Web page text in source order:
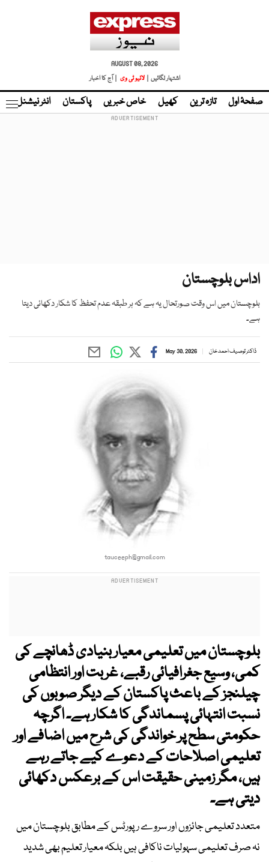
AUGUST 08, 2026
اشتہار لگائیں |
لائیو ٹی وی | آج کا اخبار
صفحۂ اول تازہ ترین کھیل خاص خبریں پاکستان انٹر نیشنل
اداس بلوچستان
بلوچستان میں اس وقت صورتحال یہ ہے کہ ہر طبقہ عدم تحفظ کا شکار دکھائی دیتا
ہے۔
ڈاکٹر توصیف احمد خان May 30, 2026
tauceeph@gmail.com
بلوچستان میں تعلیمی معیار بنیادی ڈھانچے کی
کمی، وسیع جغرافیائی رقبے، غربت اور انتظامی
چیلنجز کے باعث پاکستان کے دیگر صوبوں کی
نسبت انتہائی پسماندگی کا شکار ہے۔ اگرچہ
حکومتی سطح پر خواندگی کی شرح میں اضافے اور
تعلیمی اصلاحات کے دعوے کیے جاتے رہے
ہیں، مگر زمینی حقیقت اس کے برعکس دکھائی
دیتی ہے۔
متعدد تعلیمی جائزوں اور سروے رپورٹس کے مطابق بلوچستان میں
نہ صرف تعلیمی سہولیات ناکافی ہیں بلکہ معیار تعلیم بھی شدید